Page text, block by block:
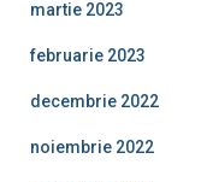
martie 2023
februarie 2023
decembrie 2022
noiembrie 2022